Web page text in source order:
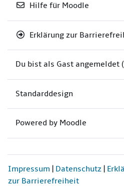
Hilfe für Moodle
Erklärung zur
Du bist als Gast angemeldet (
Standarddesign
Powered by Moodle
Impressum Datenschutz
zur Barrierefreiheit